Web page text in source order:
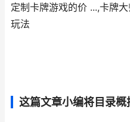
定制卡牌游戏的价 ...,卡牌
玩法
这篇文章小编将目录概